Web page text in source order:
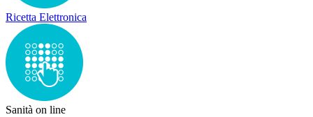
Ricetta Elettronica
Sanità on line